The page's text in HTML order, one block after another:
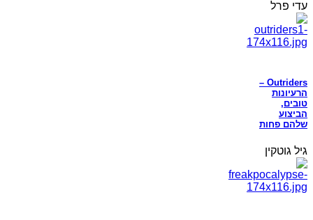
עדי פרל
Outriders –
הרעיונות
טובים,
הביצוע
שלהם פחות
גיל גוטקין